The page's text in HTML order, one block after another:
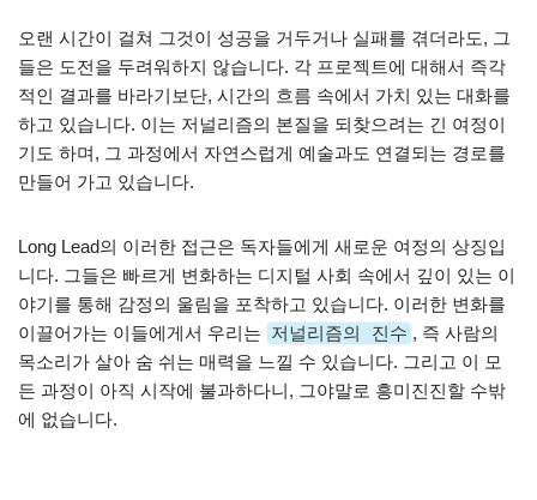
오랜 시간이 걸쳐 그것이 성공을 거두거나 실패를 겪더라도, 그
들은 도전을 두려워하지 않습니다. 각 프로젝트에 대해서 즉각
적인 결과를 바라기보단, 시간의 흐름 속에서 가치 있는 대화를
하고 있습니다. 이는 저널리즘의 본질을 되찾으려는 긴 여정이
기도 하며, 그 과정에서 자연스럽게 예술과도 연결되는 경로를
만들어 가고 있습니다.
Long Lead의 이러한 접근은 독자들에게 새로운 여정의 상징입
니다. 그들은 빠르게 변화하는 디지털 사회 속에서 깊이 있는 이
야기를 통해 감정의 울림을 포착하고 있습니다. 이러한 변화를
이끌어가는 이들에게서 우리는 저널리즘의 진수 , 즉 사람의
목소리가 살아 숨 쉬는 매력을 느낄 수 있습니다. 그리고 이 모
든 과정이 아직 시작에 불과하다니, 그야말로 흥미진진할 수밖
에 없습니다.